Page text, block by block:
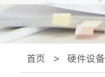
首页 > 硬件设备